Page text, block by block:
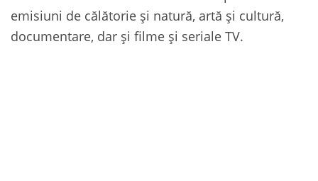
emisiuni de călătorie și natură, artă și cultură,
documentare, dar și filme și seriale TV.